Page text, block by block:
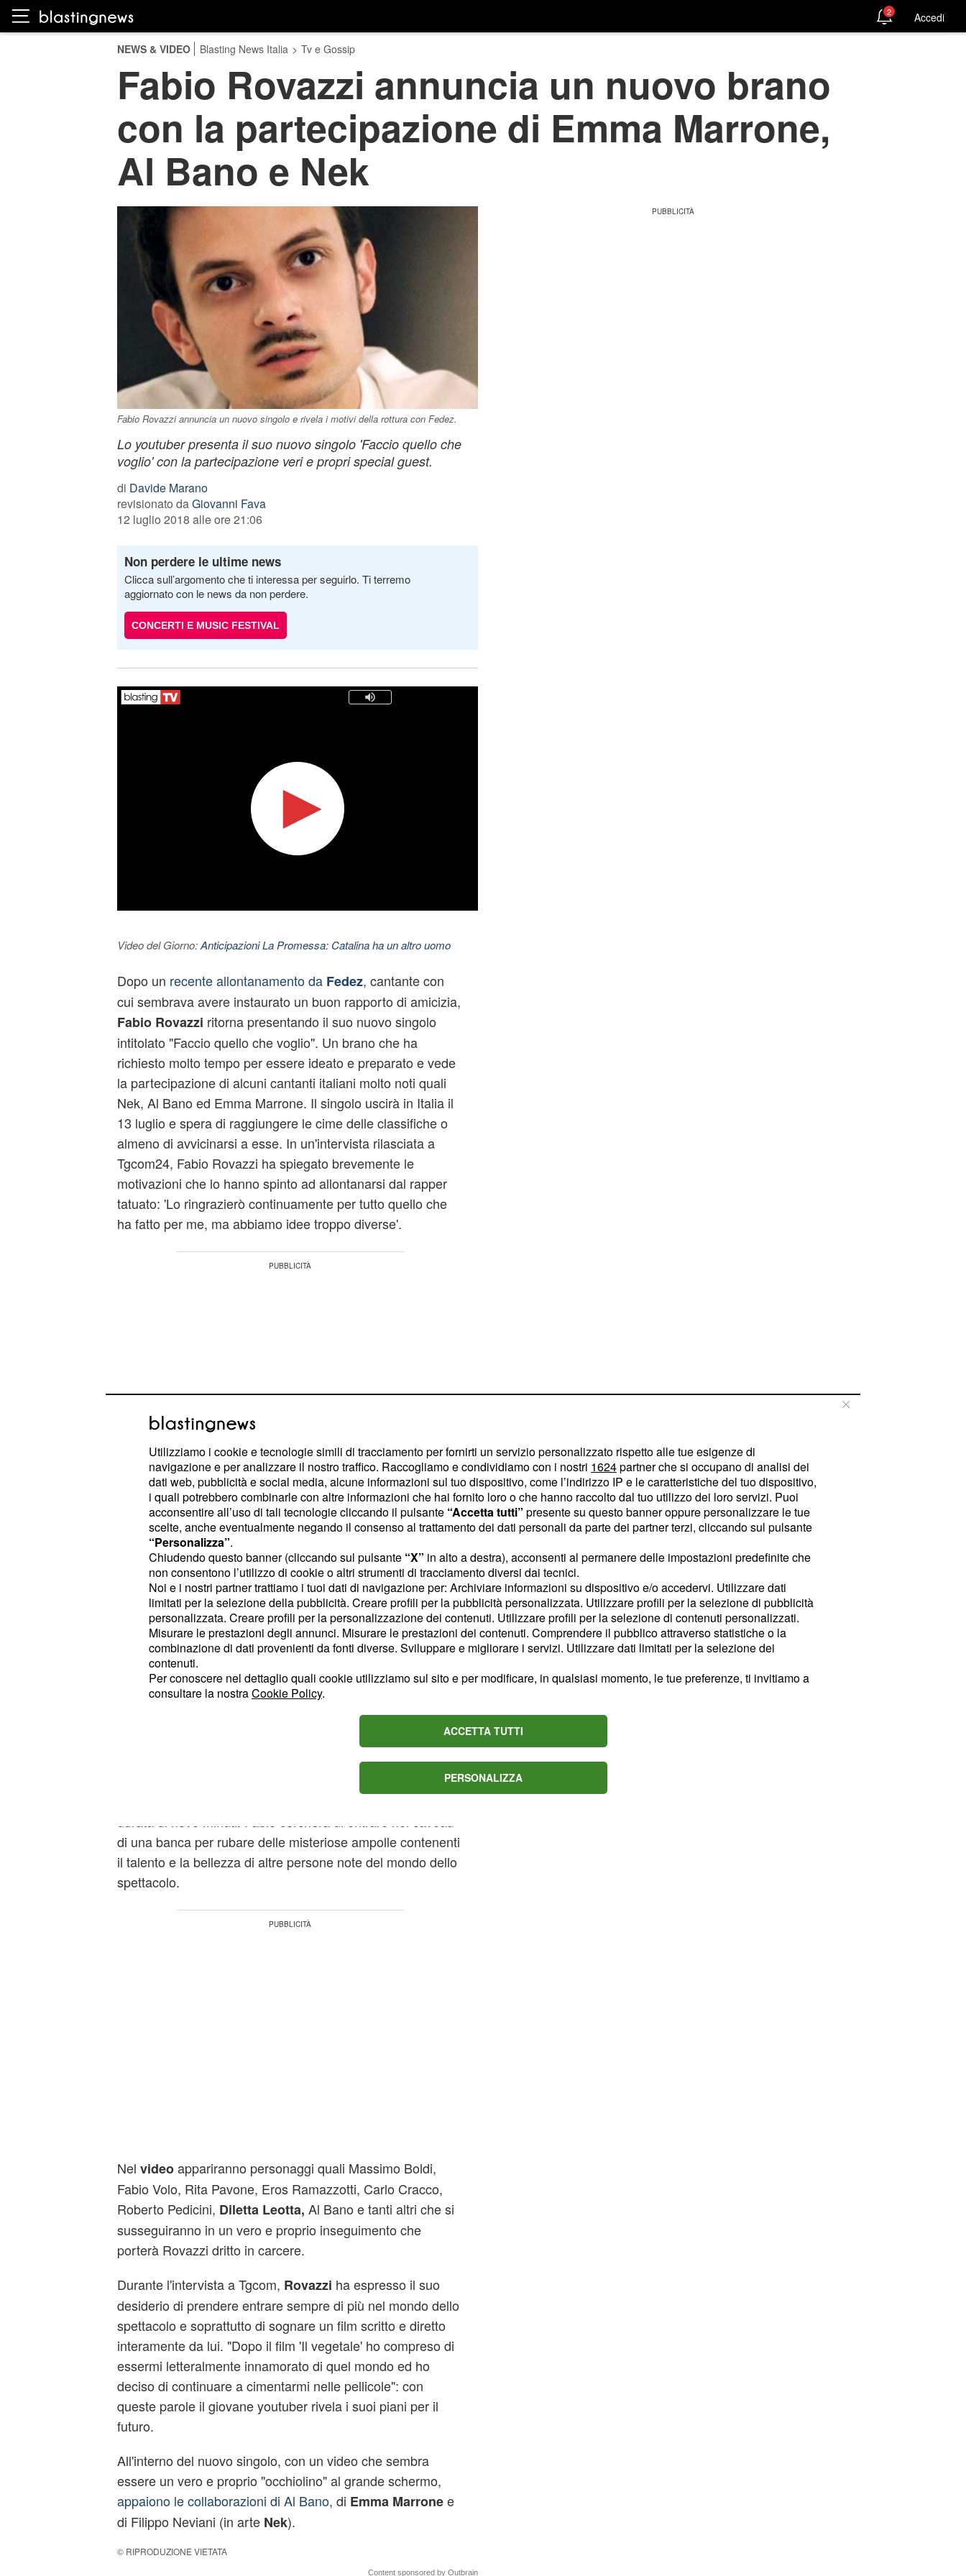
2 Accedi
NEWS & VIDEO Blasting News Italia > Tv e Gossip
Fabio Rovazzi annuncia un nuovo brano
con la partecipazione di Emma Marrone,
Al Bano e Nek
Fabio Rovazzi annuncia un nuovo singolo e rivela i motivi della rottura con Fedez.
Lo youtuber presenta il suo nuovo singolo 'Faccio quello che
voglio' con la partecipazione veri e propri special guest.
di Davide Marano
revisionato daGiovanni Fava
12 luglio 2018 alle ore 21:06
Non perdere le ultime news
Clicca sull’argomento che ti interessa per seguirlo. Ti terremo
aggiornato con le news da non perdere.
CONCERTI E MUSIC FESTIVAL
Video del Giorno:Anticipazioni La Promessa: Catalina ha un altro uomo
Dopo un recente allontanamento da Fedez, cantante con
cui sembrava avere instaurato un buon rapporto di amicizia,
Fabio Rovazzi ritorna presentando il suo nuovo singolo
intitolato "Faccio quello che voglio". Un brano che ha
richiesto molto tempo per essere ideato e preparato e vede
la partecipazione di alcuni cantanti italiani molto noti quali
Nek, Al Bano ed Emma Marrone. Il singolo uscirà in Italia il
13 luglio e spera di raggiungere le cime delle classifiche o
almeno di avvicinarsi a esse. In un'intervista rilasciata a
Tgcom24, Fabio Rovazzi ha spiegato brevemente le
motivazioni che lo hanno spinto ad allontanarsi dal rapper
tatuato: 'Lo ringrazierò continuamente per tutto quello che
ha fatto per me, ma abbiamo idee troppo diverse'.
Poche semplici parole per giustificare la fine del rapporto,
soprattutto dal momento in cui Fedez eChiara Ferragni
hanno deciso di non invitarlo al loro matrimonio.
Il singolo sarà seguito da un videoclip di circa nove minuti e
punta a diventare uno deitormentonipiù ascoltati di questa
estate."Sogno di scrivere e dirigere anche un film", ha anche
detto Rovazzi.
Fabio Rovazzi: 'Sono brutto e non
so cantare, quindi ho cercato aiuto'
, ironizzando sulla propria
immagine, di avere avuto la brillante idea di rubare ciò che
di una banca per rubare delle misteriose ampolle contenenti
il talento e la bellezza di altre persone note del mondo dello
spettacolo.
Nel videoappariranno personaggi quali Massimo Boldi,
Fabio Volo, Rita Pavone, Eros Ramazzotti, Carlo Cracco,
Roberto Pedicini, Diletta Leotta, Al Bano e tanti altri che si
susseguiranno in un vero e proprio inseguimento che
porterà Rovazzi dritto in carcere.
Durante l'intervista a Tgcom, Rovazzi ha espresso il suo
desiderio di prendere entrare sempre di più nel mondo dello
spettacolo e soprattutto di sognare un film scritto e diretto
interamente da lui. "Dopo il film 'Il vegetale' ho compreso di
essermi letteralmente innamorato di quel mondo ed ho
deciso di continuare a cimentarmi nelle pellicole": con
queste parole il giovane youtuber rivela i suoi piani per il
futuro.
All'interno del nuovo singolo, con un video che sembra
essere un vero e proprio "occhiolino" al grande schermo,
appaiono le collaborazioni di Al Bano, di Emma Marronee
di Filippo Neviani (in arte Nek).
© RIPRODUZIONE VIETATA
Content sponsored by Outbrain
Utilizziamo i cookie e tecnologie simili di tracciamento per fornirti un servizio personalizzato rispetto alle tue esigenze di
navigazione e per analizzare il nostro traffico. Raccogliamo e condividiamo con i nostri 1624partner che si occupano di analisi dei
dati web, pubblicità e social media, alcune informazioni sul tuo dispositivo, come l’indirizzo IP e le caratteristiche del tuo dispositivo,
i quali potrebbero combinarle con altre informazioni che hai fornito loro o che hanno raccolto dal tuo utilizzo dei loro servizi. Puoi
acconsentire all’uso di tali tecnologie cliccando il pulsante “Accetta tutti” presente su questo banner oppure personalizzare le tue
scelte, anche eventualmente negando il consenso al trattamento dei dati personali da parte dei partner terzi, cliccando sul pulsante
“Personalizza”.
Chiudendo questo banner (cliccando sul pulsante “X” in alto a destra), acconsenti al permanere delle impostazioni predefinite che
non consentono l’utilizzo di cookie o altri strumenti di tracciamento diversi dai tecnici.
Noi e i nostri partner trattiamo i tuoi dati di navigazione per: Archiviare informazioni su dispositivo e/o accedervi. Utilizzare dati
limitati per la selezione della pubblicità. Creare profili per la pubblicità personalizzata. Utilizzare profili per la selezione di pubblicità
personalizzata. Creare profili per la personalizzazione dei contenuti. Utilizzare profili per la selezione di contenuti personalizzati.
Misurare le prestazioni degli annunci. Misurare le prestazioni dei contenuti. Comprendere il pubblico attraverso statistiche o la
combinazione di dati provenienti da fonti diverse. Sviluppare e migliorare i servizi. Utilizzare dati limitati per la selezione dei
contenuti.
Per conoscere nel dettaglio quali cookie utilizziamo sul sito e per modificare, in qualsiasi momento, le tue preferenze, ti invitiamo a
consultare la nostraCookie Policy.
ACCETTA TUTTI
PERSONALIZZA